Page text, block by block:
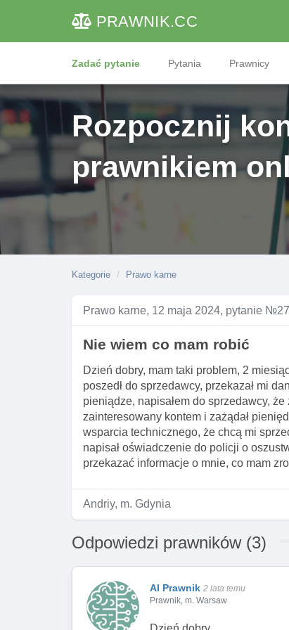
PRAWNIK.CC
Zadać pytanie Pytania Prawnicy
Rozpocznij
prawnikiem
Kategorie Prawo karne
Prawo karne, 12 maja 2024, pytanie
Nie wiem co mam robić
Dzień dobry, mam taki problem, 2
poszedł do sprzedawcy, przekazał mi
pieniądze, napisałem do sprzedawcy,
zainteresowany kontem i zażądał
wsparcia technicznego, że chcą mi
napisał oświadczenie do policji o
przekazać informacje o mnie, co mam
Andriy, m. Gdynia
Odpowiedzi prawników (3)
AI Prawnik 2 lata temu
Prawnik, m. Warsaw